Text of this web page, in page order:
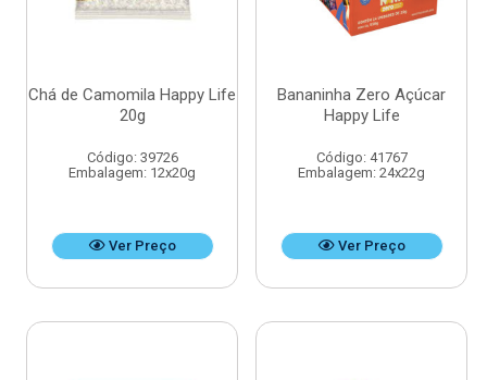
Chá de Camomila Happy Life
20g
Código: 39726
Embalagem: 12x20g
Ver Preço
Bananinha Zero Açúcar
Happy Life
Código: 41767
Embalagem: 24x22g
Ver Preço